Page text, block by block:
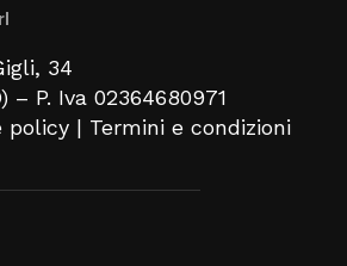
, 34
– P. Iva 02364680971
policy | Termini e condizioni